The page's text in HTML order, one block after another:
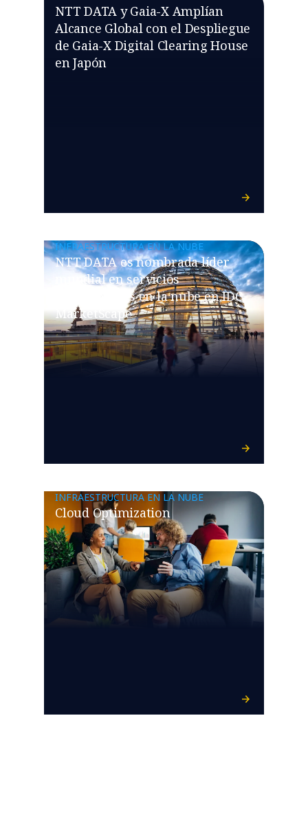
NTT DATA y Gaia-X Amplían
Alcance Global con el Despliegue
de Gaia-X Digital Clearing House
en Japón
INFRAESTRUCTURA EN LA NUBE
NTT DATA es nombrada líder
mundial en servicios
profesionales en la nube en IDC
MarketScape
INFRAESTRUCTURA EN LA NUBE
Cloud Optimization